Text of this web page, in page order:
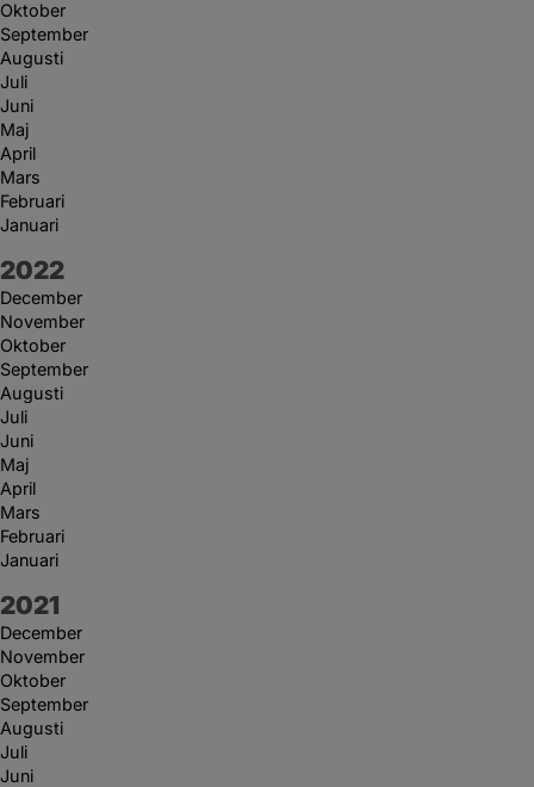
Oktober
September
Augusti
Juli
Juni
Maj
April
Mars
Februari
Januari
År:
2022
December
November
Oktober
September
Augusti
Juli
Juni
Maj
April
Mars
Februari
Januari
År:
2021
December
November
Oktober
September
Augusti
Juli
Juni